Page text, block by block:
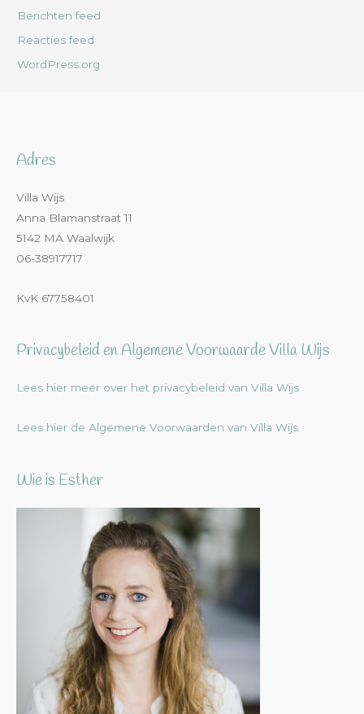
Berichten feed
Reacties feed
WordPress.org
Adres
Villa Wijs
Anna Blamanstraat 11
5142 MA Waalwijk
06-38917717
KvK 67758401
Privacybeleid en Algemene Voorwaarde Villa Wijs
Lees hier meer over het privacybeleid van Villa Wijs
Lees hier de Algemene Voorwaarden van Villa Wijs
Wie is Esther